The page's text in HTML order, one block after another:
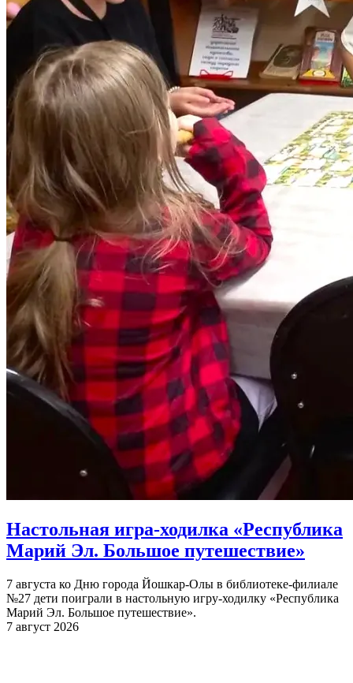
Настольная игра-ходилка «Республика
Марий Эл. Большое путешествие»
7 августа ко Дню города Йошкар-Олы в библиотеке-филиале
№27 дети поиграли в настольную игру-ходилку «Республика
Марий Эл. Большое путешествие».
7 август 2026